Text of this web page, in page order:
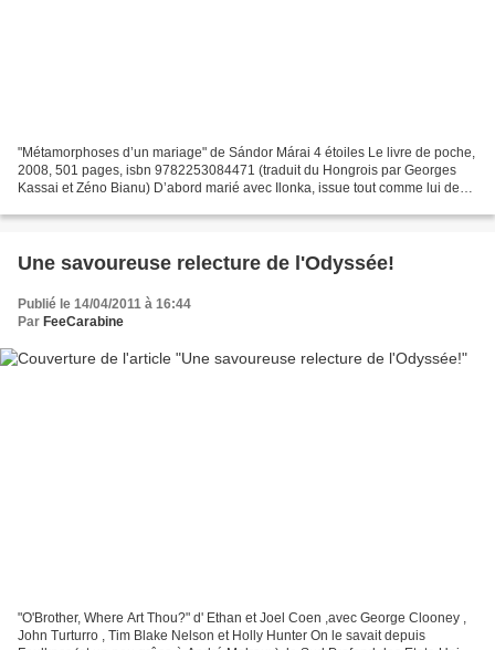
"Métamorphoses d’un mariage" de Sándor Márai 4 étoiles Le livre de poche,
2008, 501 pages, isbn 9782253084471 (traduit du Hongrois par Georges
Kassai et Zéno Bianu) D’abord marié avec Ilonka, issue tout comme lui de
Une savoureuse relecture de l'Odyssée!
Publié le 14/04/2011 à 16:44
Par FeeCarabine
"O'Brother, Where Art Thou?" d' Ethan et Joel Coen ,avec George Clooney ,
John Turturro , Tim Blake Nelson et Holly Hunter On le savait depuis